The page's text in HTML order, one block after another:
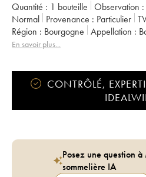
Quantité : 1 bouteille Observation :
Normal
Provenance : particulier
Région :
Bourgogne Appellation :
Propriétaire :
En savoir plus...
CONTRÔLÉ,
Posez une question
sommelière IA